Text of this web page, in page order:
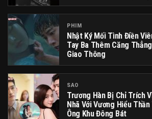
PHIM
Nhật Ký Mối Tình Điền
Tay Ba Thêm Căng
Giao Thông
SAO
Trương Hàn Bị Chỉ Trích
Nhã Với Vương Hiểu
Ông Khu Đông Bát